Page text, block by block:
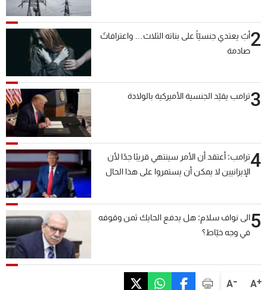
A+
A-
2أبٌ يعتدي جنسيّاً على بناته الثلاث… واعترافاتٌ
صادمة
3ترامب يقيّد الجنسية الأميركية بالولادة
4ترامب: أعتقد أن الأمر سينتهي قريبًا جدًا لأن
الإيرانيين لا يمكن أن يستمروا على هذا الحال
5الى نواف سلام: هل يدفع الحايك ثمن وقوفه
في وجه خيّاط؟